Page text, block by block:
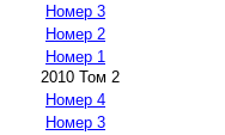
Номер 3
Номер 2
Номер 1
2010 Том 2
Номер 4
Номер 3